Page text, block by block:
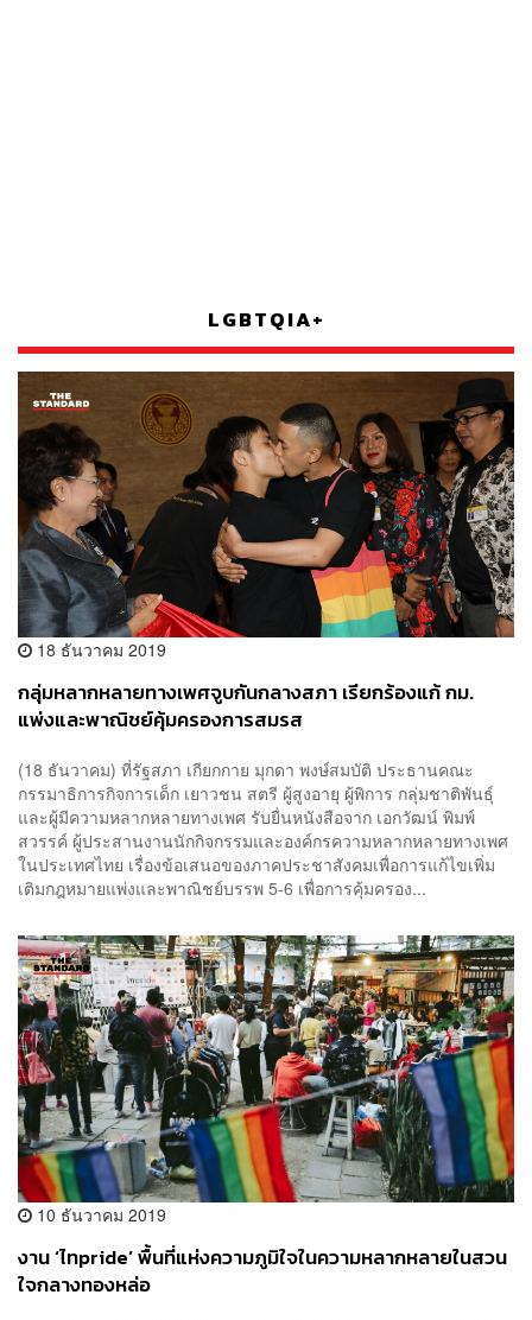
LGBTQIA+
18 ธันวาคม 2019
กลุ่มหลากหลายทางเพศจูบกันกลางสภา เรียกร้องแก้ กม.
แพ่งและพาณิชย์คุ้มครองการสมรส
(18 ธันวาคม) ที่รัฐสภา เกียกกาย มุกดา พงษ์สมบัติ ประธานคณะ
กรรมาธิการกิจการเด็ก เยาวชน สตรี ผู้สูงอายุ ผู้พิการ กลุ่มชาติพันธุ์
และผู้มีความหลากหลายทางเพศ รับยื่นหนังสือจาก เอกวัฒน์ พิมพ์
สวรรค์ ผู้ประสานงานนักกิจกรรมและองค์กรความหลากหลายทางเพศ
ในประเทศไทย เรื่องข้อเสนอของภาคประชาสังคมเพื่อการแก้ไขเพิ่ม
เติมกฎหมายแพ่งและพาณิชย์บรรพ 5-6 เพื่อการคุ้มครอง...
10 ธันวาคม 2019
งาน ‘ไทpride’ พื้นที่แห่งความภูมิใจในความหลากหลายในสวน
ใจกลางทองหล่อ